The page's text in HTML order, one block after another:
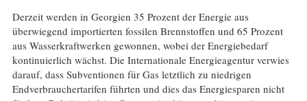
Derzeit werden in Georgien 35 Prozent der Energie aus
überwiegend importierten fossilen Brennstoffen und 65 Prozent
aus Wasserkraftwerken gewonnen, wobei der Energiebedarf
kontinuierlich wächst. Die Internationale Energieagentur verwies
darauf, dass Subventionen für Gas letztlich zu niedrigen
Endverbrauchertarifen führten und dies das Energiesparen nicht